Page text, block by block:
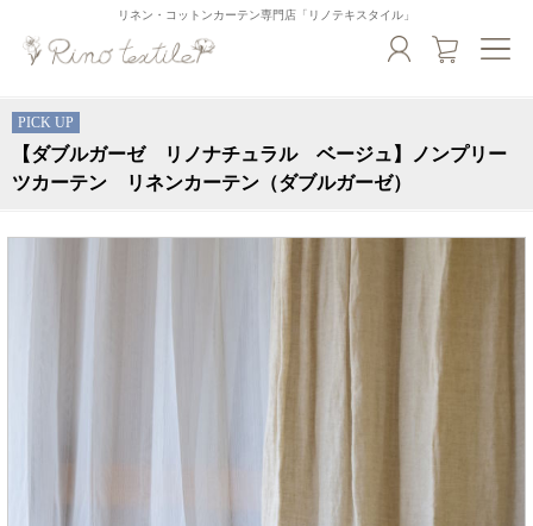
リネン・コットンカーテン専門店「リノテキスタイル」
PICK UP
【ダブルガーゼ リノナチュラル ベージュ】ノンプリー
ツカーテン リネンカーテン（ダブルガーゼ）